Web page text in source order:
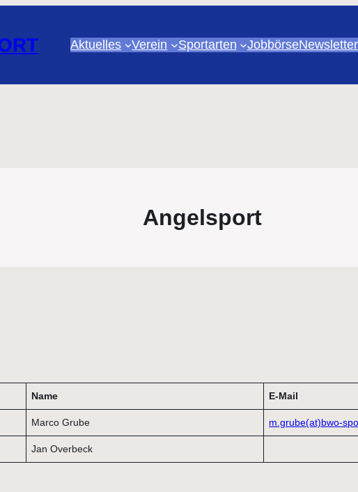
Aktuelles Verein Sportarten JobbörseNewsletter
Angelsport
Name E-Mail
Marco Grube m.grube(at)bwo-
Jan Overbeck